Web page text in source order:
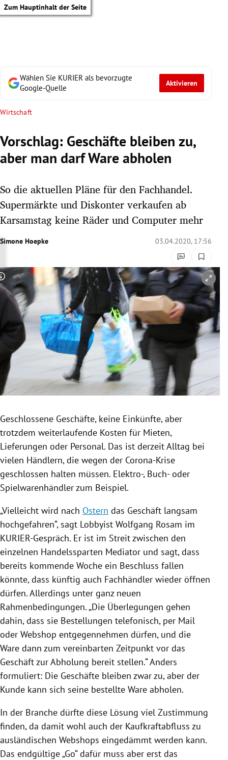
Zum Hauptinhalt der Seite
Untermenü
Untermenü
Untermenü
Untermenü
Untermenü
Untermenü
Untermenü
Untermenü
Wählen Sie KURIER als bevorzugte
Google-Quelle
Aktivieren
Wirtschaft
Vorschlag: Geschäfte bleiben zu,
aber man darf Ware abholen
So die aktuellen Pläne für den Fachhandel.
Supermärkte und Diskonter verkaufen ab
Karsamstag keine Räder und Computer mehr
Simone Hoepke 03.04.2020, 17:56
Copyright-Hinweis öffnen/schließen
Geschlossene Geschäfte, keine Einkünfte, aber
trotzdem weiterlaufende Kosten für Mieten,
Lieferungen oder Personal. Das ist derzeit Alltag bei
vielen Händlern, die wegen der Corona-Krise
geschlossen halten müssen. Elektro-, Buch- oder
Spielwarenhändler zum Beispiel.
„Vielleicht wird nach Ostern das Geschäft langsam
hochgefahren“, sagt Lobbyist Wolfgang Rosam im
KURIER-Gespräch. Er ist im Streit zwischen den
einzelnen Handelssparten Mediator und sagt, dass
bereits kommende Woche ein Beschluss fallen
könnte, dass künftig auch Fachhändler wieder öffnen
dürfen. Allerdings unter ganz neuen
Rahmenbedingungen. „Die Überlegungen gehen
dahin, dass sie Bestellungen telefonisch, per Mail
oder Webshop entgegennehmen dürfen, und die
Ware dann zum vereinbarten Zeitpunkt vor das
Geschäft zur Abholung bereit stellen.“ Anders
formuliert: Die Geschäfte bleiben zwar zu, aber der
Kunde kann sich seine bestellte Ware abholen.
In der Branche dürfte diese Lösung viel Zustimmung
finden, da damit wohl auch der Kaufkraftabfluss zu
ausländischen Webshops eingedämmt werden kann.
Das endgültige „Go“ dafür muss aber erst das